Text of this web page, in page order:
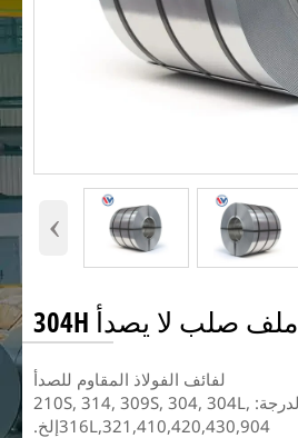
‹
ملف صلب لا يصدأ 304H
​لفائف الفولاذ المقاوم للصدأ
الدرجة: 210S, 314, 309S, 304, 304L,
316L,321,410,420,430,904إلخ.